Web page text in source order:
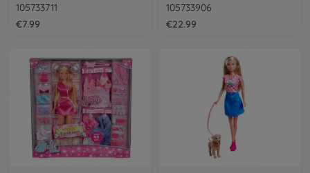
105733711
€7.99
105733906
€22.99